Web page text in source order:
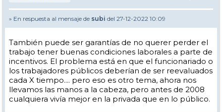
» En respuesta al mensaje de subi del 27-12-2022 10:09
También puede ser garantías de no querer perder el
trabajo tener buenas condiciones laborales a parte de
incentivos. El problema está en que el funcionariado o
los trabajadores públicos deberían de ser reevaluados
cada X tiempo.... pero eso es otro tema, ahora nos
llevamos las manos a la cabeza, pero antes de 2008
cualquiera vivía mejor en la privada que en lo público.